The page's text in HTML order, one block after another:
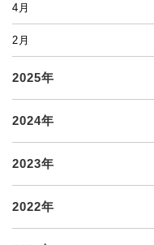
4月
2月
2025年
2024年
2023年
2022年